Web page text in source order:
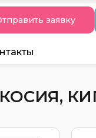
заявку